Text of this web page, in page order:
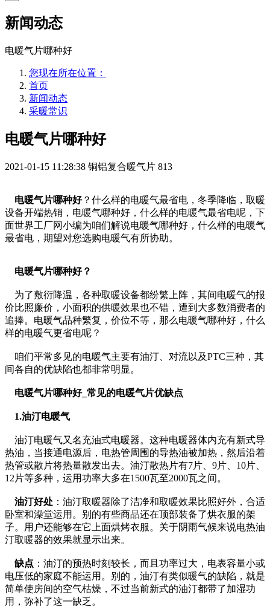
新闻动态
电暖气片哪种好
您现在所在位置：
首页
新闻动态
采暖常识
电暖气片哪种好
2021-01-15 11:28:38 铜铝复合暖气片 813
电暖气片哪种好？什么样的电暖气最省电，冬季降临，取暖
设备开端热销，电暖气哪种好，什么样的电暖气最省电呢，下
面世界工厂网小编为咱们解说电暖气哪种好，什么样的电暖气
最省电，期望对您选购电暖气有所协助。
电暖气片哪种好？
为了敷衍降温，各种取暖设备都纷繁上阵，其间电暖气的报
价比照廉价，小面积的供暖效果也不错，遭到大多数消费者的
追捧。电暖气品种繁复，价位不等，那么电暖气哪种好，什么
样的电暖气更省电呢？
咱们平常多见的电暖气主要有油汀、对流以及PTC三种，其
间各自的优缺陷也都非常明显。
电暖气片哪种好_常见的电暖气片优缺点
1.油汀电暖气
油汀电暖气又名充油式电暖器。这种电暖器体内充有新式导
热油，当接通电源后，电热管周围的导热油被加热，然后沿着
热管或散片将热量散发出去。油汀散热片有7片、9片、10片、
12片等多种，运用功率大多在1500瓦至2000瓦之间。
油汀好处 ：油汀取暖器除了洁净和取暖效果比照好外，合适
卧室和澡堂运用。别的有些商品还在顶部装备了烘衣服的架
子。用户还能够在它上面烘烤衣服。关于阴雨气候来说电热油
汀取暖器的效果就显示出来。
缺点 ：油汀的预热时刻较长，而且功率过大，电表容量小或
电压低的家庭不能运用。别的，油汀有类似暖气的缺陷，就是
简单使房间的空气枯燥，不过当前新式的油汀都带了加湿功
用，弥补了这一缺乏。